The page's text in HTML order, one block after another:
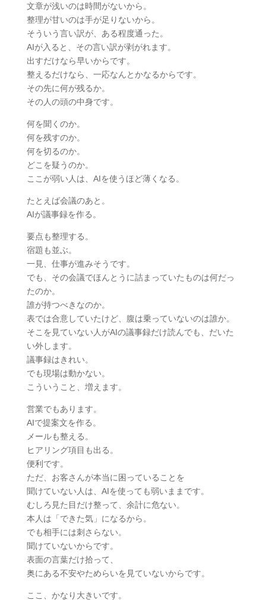
文章が浅いのは時間がないから。
整理が甘いのは手が足りないから。
そういう言い訳が、ある程度通った。
AIが入ると、その言い訳が剥がれます。
出すだけなら早いからです。
整えるだけなら、一応なんとかなるからです。
その先に何が残るか。
その人の頭の中身です。
何を聞くのか。
何を残すのか。
何を切るのか。
どこを疑うのか。
ここが弱い人は、AIを使うほど薄くなる。
たとえば会議のあと。
AIが議事録を作る。
要点も整理する。
宿題も並ぶ。
一見、仕事が進みそうです。
でも、その会議でほんとうに詰まっていたものは何だっ
たのか。
誰が持つべきなのか。
表では合意していたけど、腹は乗っていないのは誰か。
そこを見ていない人がAIの議事録だけ読んでも、だいた
い外します。
議事録はきれい。
でも現場は動かない。
こういうこと、増えます。
営業でもあります。
AIで提案文を作る。
メールも整える。
ヒアリング項目も出る。
便利です。
ただ、お客さんが本当に困っていることを
聞けていない人は、AIを使っても弱いままです。
むしろ見た目だけ整って、余計に危ない。
本人は「できた気」になるから。
でも相手には刺さらない。
聞けていないからです。
表面の言葉だけ拾って、
奥にある不安やためらいを見ていないからです。
ここ、かなり大きいです。